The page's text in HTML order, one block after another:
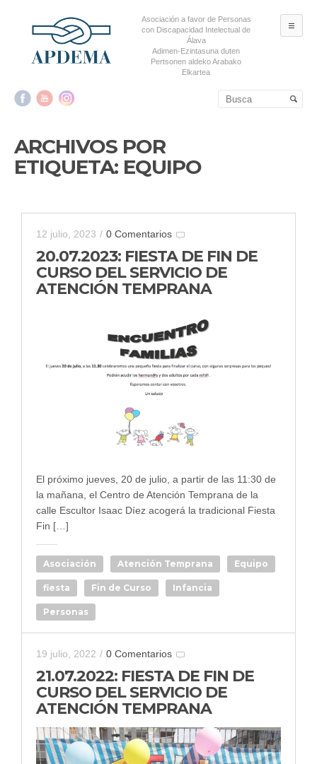
Asociación a favor de Personas
con Discapacidad Intelectual de
Álava
Adimen-Ezintasuna duten
Pertsonen aldeko Arabako
Elkartea
secundario
ARCHIVOS POR
ETIQUETA: EQUIPO
12 julio, 2023 / 0 Comentarios
20.07.2023: FIESTA DE FIN DE
CURSO DEL SERVICIO DE
ATENCIÓN TEMPRANA
El próximo jueves, 20 de julio, a partir de las 11:30 de
la mañana, el Centro de Atención Temprana de la
calle Escultor Isaac Díez acogerá la tradicional Fiesta
Fin […]
Asociación Atención Temprana Equipo
fiesta Fin de Curso Infancia
Personas
19 julio, 2022 / 0 Comentarios
21.07.2022: FIESTA DE FIN DE
CURSO DEL SERVICIO DE
ATENCIÓN TEMPRANA